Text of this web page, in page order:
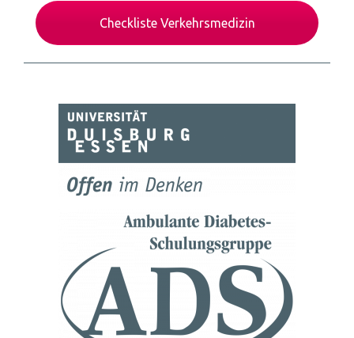
Checkliste Verkehrsmedizin